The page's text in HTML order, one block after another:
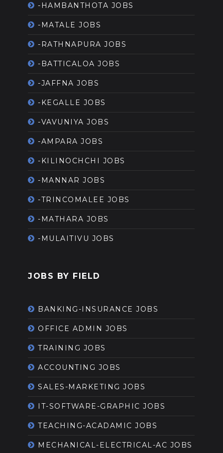
-HAMBANTHOTA JOBS
-MATALE JOBS
-RATHNAPURA JOBS
-BATTICALOA JOBS
-JAFFNA JOBS
-KEGALLE JOBS
-VAVUNIYA JOBS
-AMPARA JOBS
-KILINOCHCHI JOBS
-MANNAR JOBS
-TRINCOMALEE JOBS
-MATHARA JOBS
-MULAITIVU JOBS
JOBS BY FIELD
BANKING-INSURANCE JOBS
OFFICE ADMIN JOBS
TRAINING JOBS
ACCOUNTING JOBS
SALES-MARKETING JOBS
IT-SOFTWARE-GRAPHIC JOBS
TEACHING-ACADAMIC JOBS
MECHANICAL-ELECTRICAL-AC JOBS